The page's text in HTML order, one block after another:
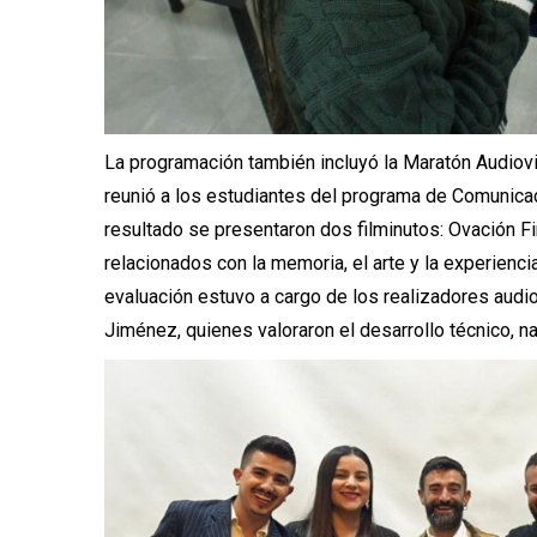
La programación también incluyó la Maratón
reunió a los estudiantes del programa de
resultado se presentaron dos filminutos: Ovación
relacionados con la memoria, el arte y la
evaluación estuvo a cargo de los realizadores
Jiménez, quienes valoraron el desarrollo técnico,